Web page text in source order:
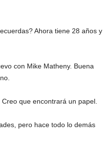
Ahora tiene 28 años y
con Mike Matheny. Buena
que encontrará un papel.
pero hace todo lo demás